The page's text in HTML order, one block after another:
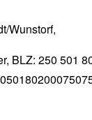
Wunstorf,
BLZ: 250 501